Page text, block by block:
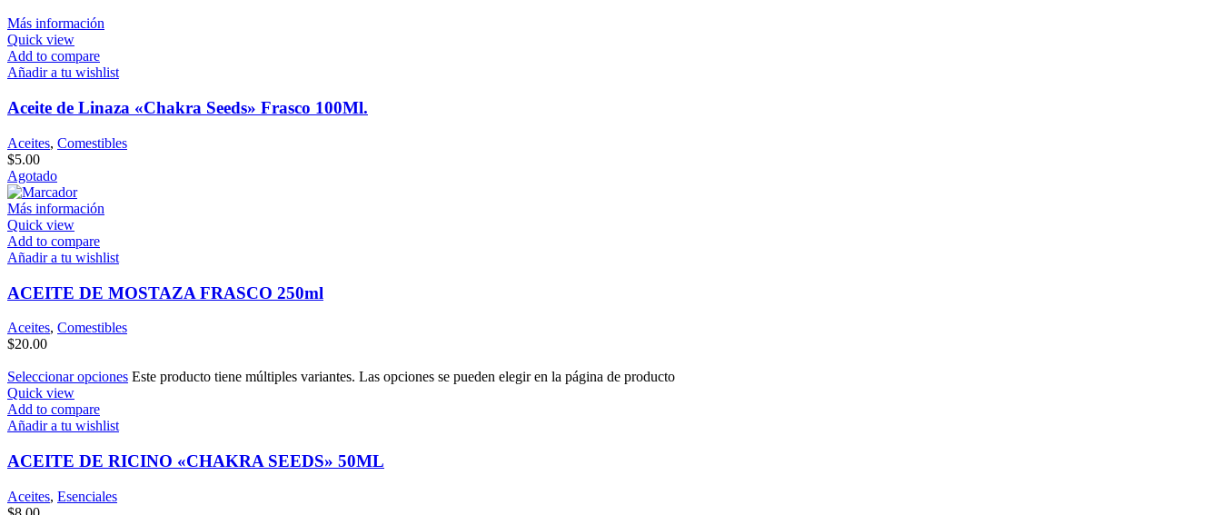
Más información
Quick view
Add to compare
Añadir a tu wishlist
Aceite de Linaza «Chakra Seeds» Frasco 100Ml.
Aceites, Comestibles
$5.00
Agotado
Más información
Quick view
Add to compare
Añadir a tu wishlist
ACEITE DE MOSTAZA FRASCO 250ml
Aceites, Comestibles
$20.00
Seleccionar opciones Este producto tiene múltiples variantes. Las opciones se pueden elegir en la página de producto
Quick view
Add to compare
Añadir a tu wishlist
ACEITE DE RICINO «CHAKRA SEEDS» 50ML
Aceites, Esenciales